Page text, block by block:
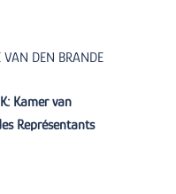
DEN BRANDE
Kamer van
Représentants